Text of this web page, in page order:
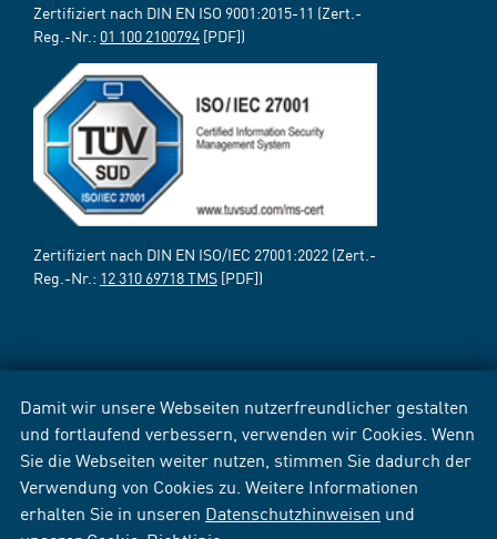
Damit wir unsere Webseiten nutzerfreundlicher gestalten
und fortlaufend verbessern, verwenden wir Cookies. Wenn
Sie die Webseiten weiter nutzen, stimmen Sie dadurch der
Verwendung von Cookies zu. Weitere Informationen
erhalten Sie in unseren Datenschutzhinweisen und
Zertifiziert nach DIN EN ISO 9001:2015-11 (Zert.-
Reg.-Nr.: 01 100 2100794 [PDF])
Zertifiziert nach DIN EN ISO/IEC 27001:2022 (Zert.-
Reg.-Nr.: 12 310 69718 TMS [PDF])